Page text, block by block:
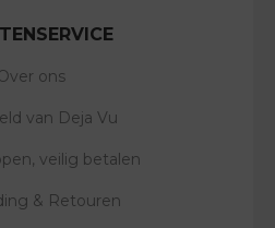
ons
van Deja Vu
veilig betalen
& Retouren